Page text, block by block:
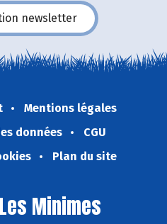
newsletter
Mentions légales
données
CGU
Plan du site
Minimes